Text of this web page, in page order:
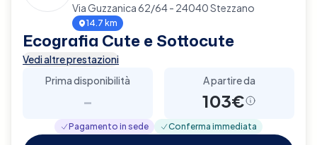
Via Guzzanica 62/64 - 24040 Stezzano
14.7 km
Ecografia Cute e Sottocute
Vedi altre prestazioni
Prima disponibilità
-
A partire da
103€
Pagamento in sede Conferma immediata